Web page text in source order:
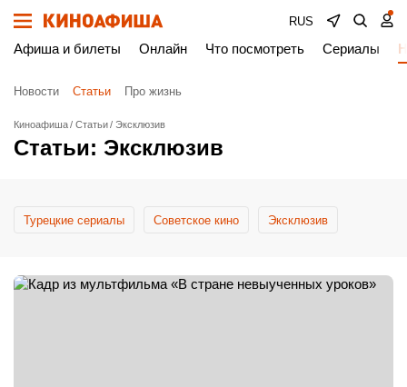
RUS
Афиша и билеты Онлайн Что посмотреть Сериалы
Новости Статьи Про жизнь
Киноафиша Статьи Эксклюзив
Статьи: Эксклюзив
Турецкие сериалы Cоветское кино Эксклюзив